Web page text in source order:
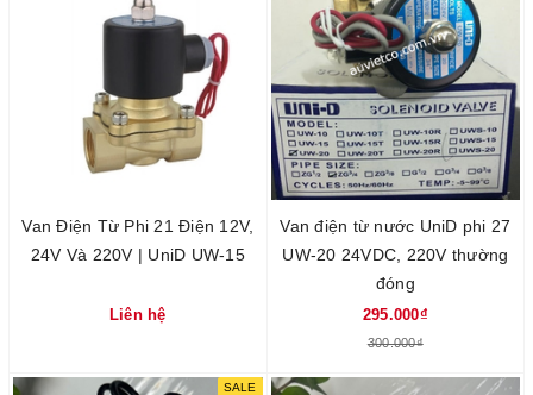
Van Điện Từ Phi 21 Điện 12V,
24V Và 220V | UniD UW-15
Liên hệ
Van điện từ nước UniD phi 27
UW-20 24VDC, 220V thường
đóng
295.000₫
300.000₫
SALE